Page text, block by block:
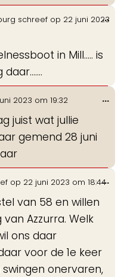
schreef op 22 juni 2023
in Mill..... is
...
2023 om 19:32
juist wat jullie
gemend 28 juni
...
op 22 juni 2023 om 18:44
van 58 en willen
Azzurra. Welk
ons daar
voor de 1e keer
onervaren,
...